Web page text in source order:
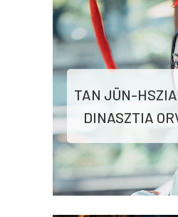
TAN JÜN-
DINASZTIA